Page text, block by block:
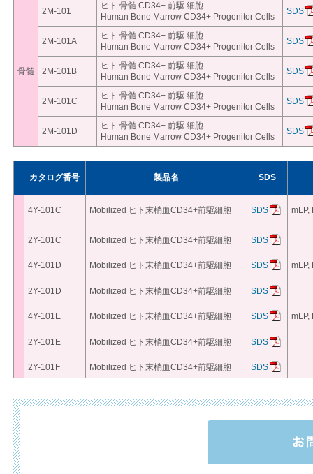
骨髄
2M-101
ヒト 骨髄 CD34+ 前駆 細胞
Human Bone Marrow CD34+ Progenitor Cells
SDS
2M-101A
ヒト 骨髄 CD34+ 前駆 細胞
Human Bone Marrow CD34+ Progenitor Cells
SDS
2M-101B
ヒト 骨髄 CD34+ 前駆 細胞
Human Bone Marrow CD34+ Progenitor Cells
SDS
2M-101C
ヒト 骨髄 CD34+ 前駆 細胞
Human Bone Marrow CD34+ Progenitor Cells
SDS
2M-101D
ヒト 骨髄 CD34+ 前駆 細胞
Human Bone Marrow CD34+ Progenitor Cells
SDS
カタログ番号 製品名 SDS
4Y-101C Mobilized ヒト末梢血CD34+前駆細胞 SDS mLP,
2Y-101C Mobilized ヒト末梢血CD34+前駆細胞 SDS
4Y-101D Mobilized ヒト末梢血CD34+前駆細胞 SDS mLP,
2Y-101D Mobilized ヒト末梢血CD34+前駆細胞 SDS
4Y-101E Mobilized ヒト末梢血CD34+前駆細胞 SDS mLP,
2Y-101E Mobilized ヒト末梢血CD34+前駆細胞 SDS
2Y-101F Mobilized ヒト末梢血CD34+前駆細胞 SDS